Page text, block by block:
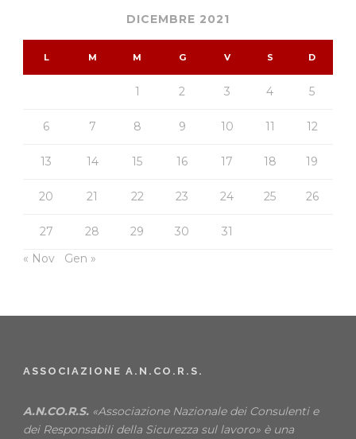
DICEMBRE 2021
L M M G V S D
1 2 3 4 5
6 7 8 9 10 11 12
13 14 15 16 17 18 19
20 21 22 23 24 25 26
27 28 29 30
31
« Nov
Gen »
ASSOCIAZIONE A.N.CO.R.S.
A.N.CO.R.S. «Associazione Nazionale dei Consulenti e
dei Responsabili della Sicurezza sul lavoro» è una